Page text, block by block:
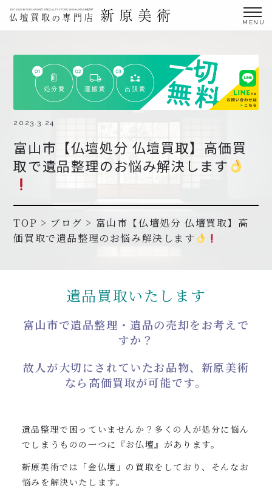
仏壇買取サービス
買取ステップ・お仏壇処分の流れ
ブログ
北陸三県外の方
よくあるご質問
協力店募集について
受付時間：24時間受付 定休日：なし
2023.3.24
富山市【仏壇処分 仏壇買取】高価買
取で遺品整理のお悩み解決します
TOP > ブログ > 富山市【仏壇処分 仏壇買取】高
価買取で遺品整理のお悩み解決します
遺品買取いたします
富山市で遺品整理・遺品の売却をお考えで
すか？
故人が大切にされていたお品物、新原美術
なら高価買取が可能です。
遺品整理で困っていませんか？多くの人が処分に悩ん
でしまうものの一つに『お仏壇』があります。
新原美術では「金仏壇」の買取をしており、そんなお
悩みを解決いたします。